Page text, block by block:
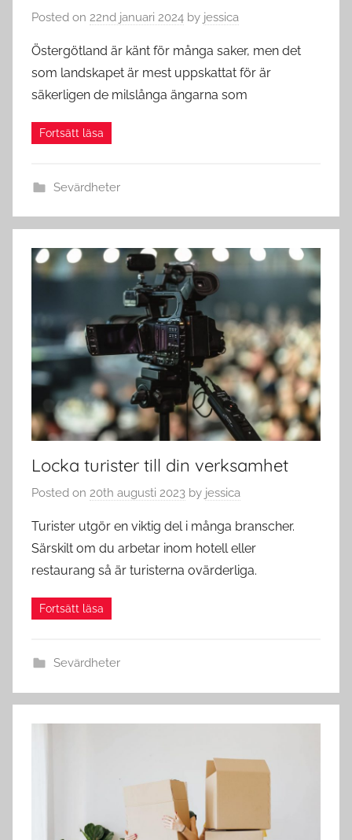
Posted on 22nd januari 2024 by jessica
Östergötland är känt för många saker, men det
som landskapet är mest uppskattat för är
säkerligen de milslånga ängarna som
Sevärdheter
Locka turister till din verksamhet
Posted on 20th augusti 2023 by jessica
Turister utgör en viktig del i många branscher.
Särskilt om du arbetar inom hotell eller
restaurang så är turisterna ovärderliga.
Sevärdheter